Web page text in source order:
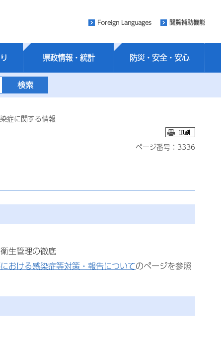
Foreign Languages 閲覧補助機能
県政情報・統計 防災・安全・安心
症に関する情報
ページ番号：3336
生管理の徹底
おける感染症等対策・報告についてのページを参照